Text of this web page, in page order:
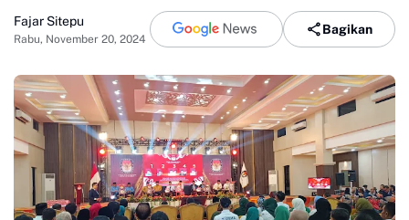
Fajar Sitepu
Rabu, November 20, 2024
Bagikan